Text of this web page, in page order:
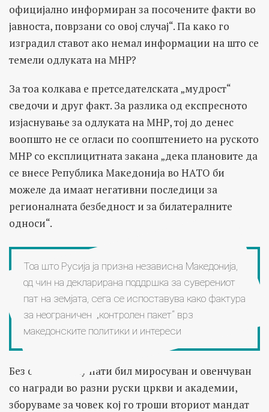
официјално информиран за посочените факти во
јавноста, поврзани со овој случај“. Па како го
изградил ставот ако немал информации на што се
темели одлуката на МНР?
За тоа колкава е претседателската „мудрост“
сведочи и друг факт. За разлика од експресното
изјаснување за одлуката на МНР, тој до денес
воопшто не се огласи по соопштението на руското
МНР со експлицитната закана „дека плановите да
се внесе Република Македонија во НАТО би
можеле да имаат негативни последици за
регионалната безбедност и за билатералните
односи“.
Тоа што Русија ја призна независна Македонија,
од чин на декларирана поддршка за суверениот
пат на земјата, сега се испоставува како фактура
за неограничен „контролен пакет“ врз
македонските политики и интереси
Без оглед колку пати бил миросуван и овенчуван
со награди во разни руски цркви и академии,
зборуваме за човек кој го троши вториот мандат